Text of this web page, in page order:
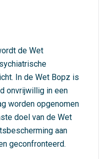
de Wet
In de Wet Bopz is
onvrijwillig in een
worden opgenomen
doel van de Wet
aan
geconfronteerd.